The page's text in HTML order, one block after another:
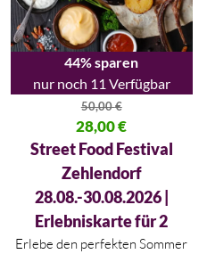
44% sparen
nur noch 11 Verfügbar
50,00€
Ursprünglicher Preis war: 50,00 €
28,00€
Aktueller Preis ist: 28,00 €.
Street Food Festival
Zehlendorf
28.08.-30.08.2026 |
Erlebniskarte für 2
Erlebe den perfekten Sommer